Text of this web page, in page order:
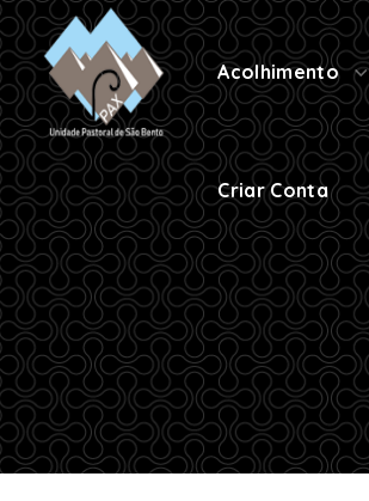
Acolhimento
Criar Conta
Criar Conta